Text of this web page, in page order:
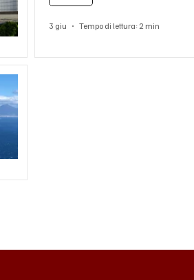
3 giu Tempo di lettura: 2 min